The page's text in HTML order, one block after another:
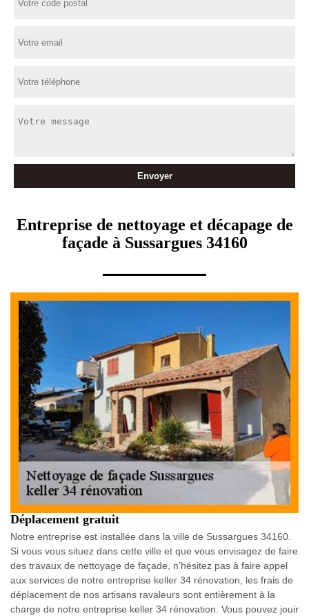
Entreprise de nettoyage et décapage de
façade à Sussargues 34160
Déplacement gratuit
Notre entreprise est installée dans la ville de Sussargues 34160.
Si vous vous situez dans cette ville et que vous envisagez de faire
des travaux de nettoyage de façade, n’hésitez pas à faire appel
aux services de notre entreprise keller 34 rénovation, les frais de
déplacement de nos artisans ravaleurs sont entièrement à la
charge de notre entreprise keller 34 rénovation. Vous pouvez jouir